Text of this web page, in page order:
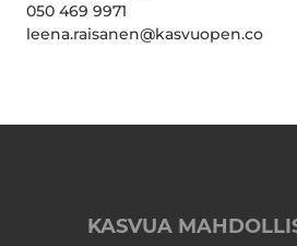
050 469 9971
leena.raisanen@kasvuopen.co
KASVUA